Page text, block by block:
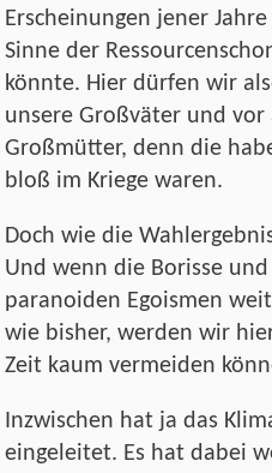
Erscheinungen jener
Sinne der
könnte. Hier dürfen wir
unsere Großväter und
Großmütter, denn die
bloß im Kriege waren.
Doch wie die
Und wenn die Borisse
paranoiden Egoismen
wie bisher, werden wir
Zeit kaum vermeiden
Inzwischen hat ja das
eingeleitet. Es hat dabei